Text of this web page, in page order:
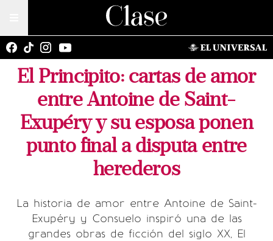
El Principito: cartas de amor
entre Antoine de Saint-
Exupéry y su esposa ponen
punto final a disputa entre
herederos
La historia de amor entre Antoine de Saint-
Exupéry y Consuelo inspiró una de las
grandes obras de ficción del siglo XX, El